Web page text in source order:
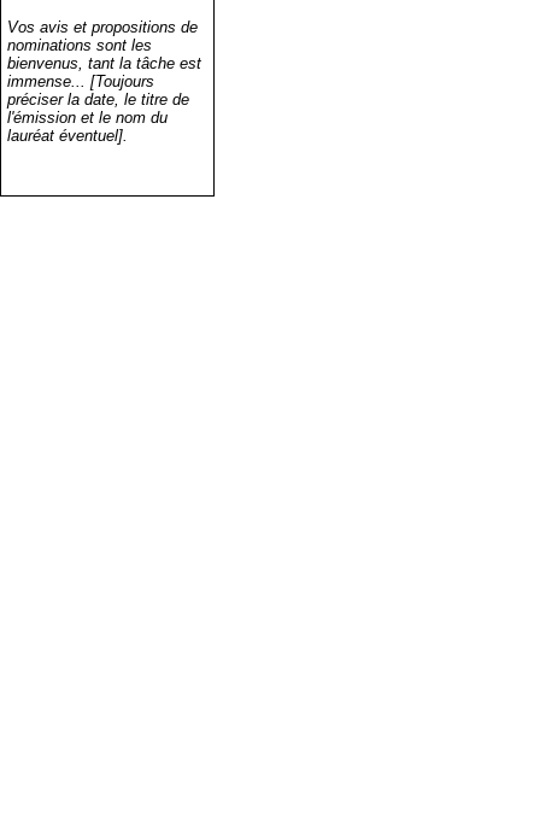
Vos avis et propositions de
nominations sont les
bienvenus, tant la tâche est
immense... [Toujours
préciser la date, le titre de
l'émission et le nom du
lauréat éventuel].